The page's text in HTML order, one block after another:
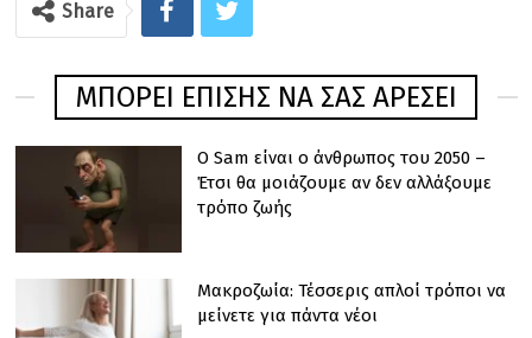
Share
ΜΠΟΡΕΊ ΕΠΊΣΗΣ ΝΑ ΣΑΣ ΑΡΈΣΕΙ
Ο Sam είναι ο άνθρωπος του 2050 –
Έτσι θα μοιάζουμε αν δεν αλλάξουμε
τρόπο ζωής
Μακροζωία: Τέσσερις απλοί τρόποι να
μείνετε για πάντα νέοι